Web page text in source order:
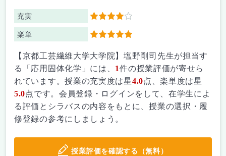
充実 4
楽単 5
【京都工芸繊維大学大学院】塩野剛司先生が担当す
る「応用固体化学」には、 1件の授業評価が寄せら
れています。授業の充実度は星4.0点、楽単度は星
5.0点です。会員登録・ログインをして、在学生によ
る評価とシラバスの内容をもとに、授業の選択・履
修登録の参考にしましょう。
授業評価を確認する（無料）